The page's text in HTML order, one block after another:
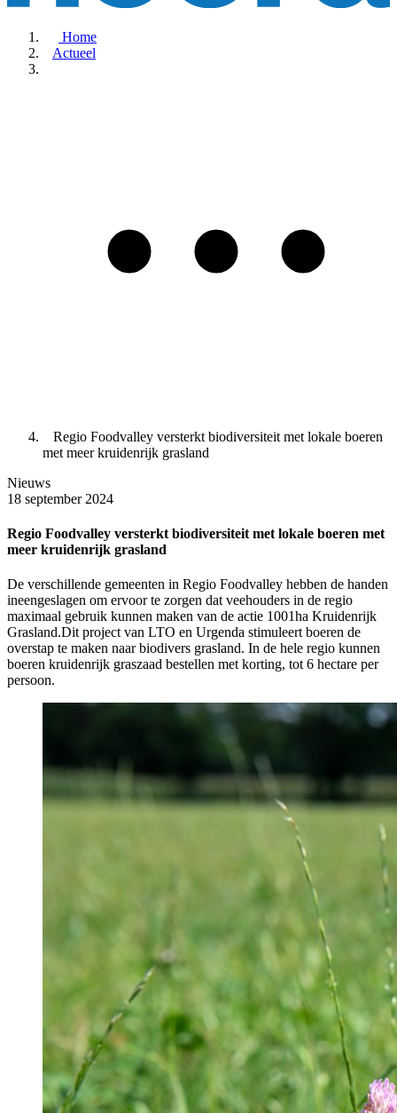
Home
Actueel
Regio Foodvalley versterkt biodiversiteit met lokale boeren
met meer kruidenrijk grasland
Nieuws
18 september 2024
Regio Foodvalley versterkt biodiversiteit met lokale boeren met
meer kruidenrijk grasland
De verschillende gemeenten in Regio Foodvalley hebben de handen
ineengeslagen om ervoor te zorgen dat veehouders in de regio
maximaal gebruik kunnen maken van de actie 1001ha Kruidenrijk
Grasland.Dit project van LTO en Urgenda stimuleert boeren de
overstap te maken naar biodivers grasland. In de hele regio kunnen
boeren kruidenrijk graszaad bestellen met korting, tot 6 hectare per
persoon.